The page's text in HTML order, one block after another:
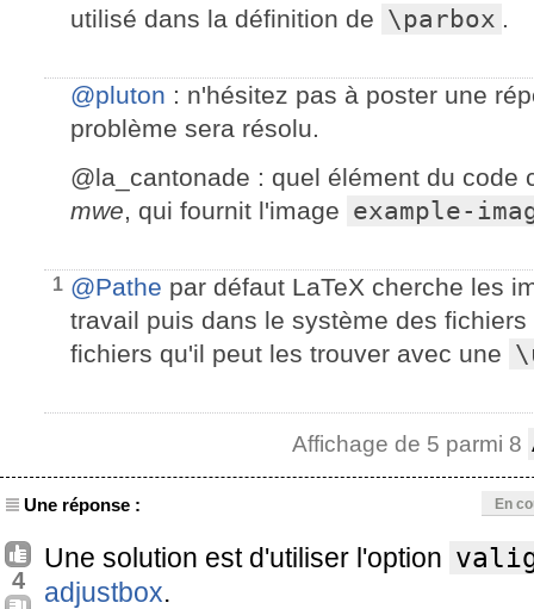
utilisé dans la définition de \parbox .
@pluton : n'hésitez pas à poster une
problème sera résolu.
@la_cantonade : quel élément du code
mwe, qui fournit l'image example-
1 @Pathe par défaut LaTeX cherche les
travail puis dans le système des fichiers
fichiers qu'il peut les trouver avec une
Affichage de 5 parmi 8
Une réponse : En
4
Une solution est d'utiliser l'option
adjustbox.